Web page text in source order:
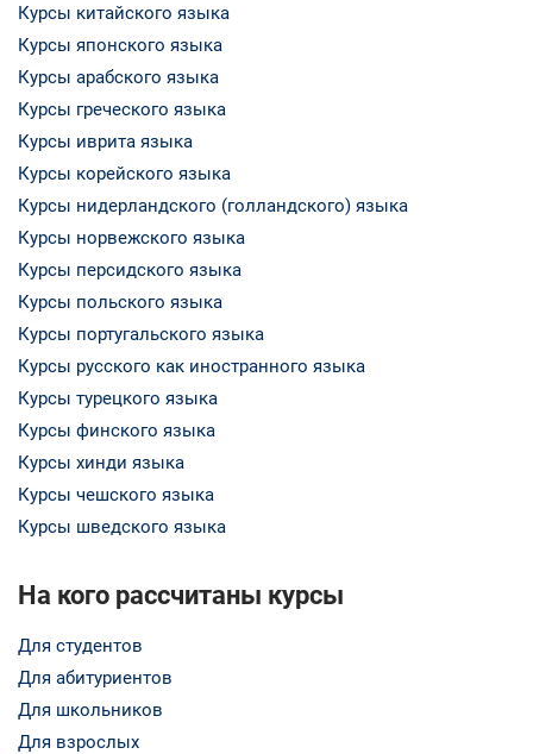
Курсы китайского языка
Курсы японского языка
Курсы арабского языка
Курсы греческого языка
Курсы иврита языка
Курсы корейского языка
Курсы нидерландского (голландского) языка
Курсы норвежского языка
Курсы персидского языка
Курсы польского языка
Курсы португальского языка
Курсы русского как иностранного языка
Курсы турецкого языка
Курсы финского языка
Курсы хинди языка
Курсы чешского языка
Курсы шведского языка
На кого рассчитаны курсы
Для студентов
Для абитуриентов
Для школьников
Для взрослых